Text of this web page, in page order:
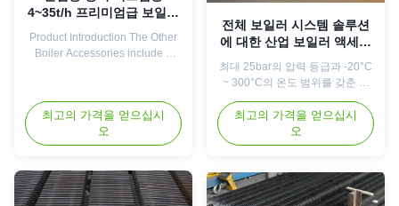
4~35t/h 프리미엄급 보일러
Product Introduction The Other
Boiler Accessories include a
headers, valves, flanges, pipe
fittings, connectors, and support
structures. Manufactured from
premium carbon steel, alloy
Other Boiler Accessories are
built ...
최고의 가격을 얻으십시
오
전체 보일러 시스템 솔루션
에 대한 산업 보일러 액세서
최대 25bar의 압력 등급과 -20°C
~ 300°C의 온도 범위를 갖춘 산
업용 보일러 액세서리입니다. 유
지 관리 요구 사항이 낮은 스테인
리스/탄소강으로 제작되었습니
다. 맞춤형 구성 요소는 다양한 산
안전성 및 호환성을 향상시킵니
다.
최고의 가격을 얻으십시
오